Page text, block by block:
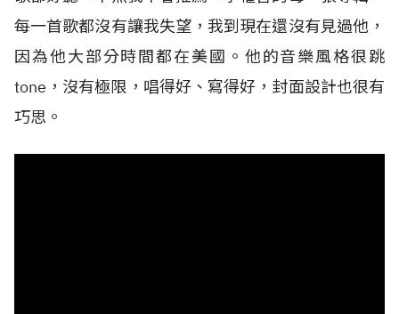
每一首歌都沒有讓我失望，我到現在還沒有見過他，
因為他大部分時間都在美國。他的音樂風格很跳
tone，沒有極限，唱得好、寫得好，封面設計也很有
巧思。